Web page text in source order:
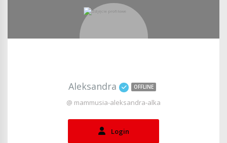
Aleksandra OFFLINE
@ mammusia-aleksandra-alka
Login